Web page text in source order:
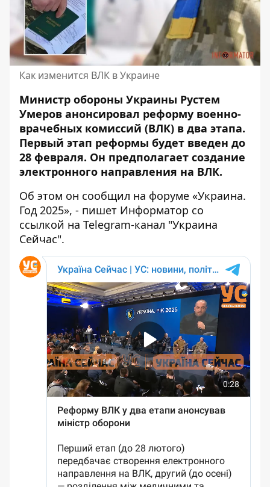
Как изменится ВЛК в Украине
Министр обороны Украины Рустем
Умеров анонсировал реформу военно-
врачебных комиссий (ВЛК) в два этапа.
Первый этап реформы будет введен до
28 февраля. Он предполагает создание
электронного направления на ВЛК.
Об этом он сообщил на форуме «Украина.
Год 2025», - пишет Информатор со
ссылкой на Telegram-канал "Украина
Сейчас".